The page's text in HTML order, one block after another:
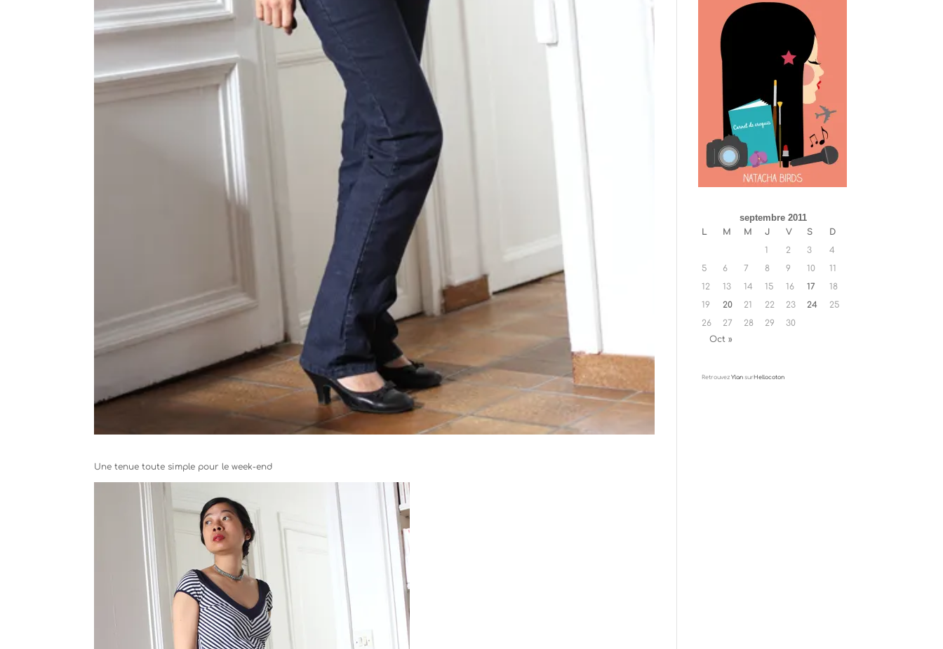
Une tenue toute simple pour le week-end
septembre 2011
L M M J V S
D
1
2 3
4
5
6 7 8 9 10
11
12
13 14 15 16 17
18
19
20 21 22 23 24
25
26
27 28 29
30
Oct »
Retrouvez Ylansur Hellocoton